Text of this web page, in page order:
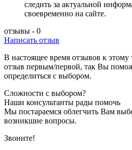
следить за актуальной
своевременно на сайте.
отзывы - 0
Написать отзыв
В настоящее время отзывов к этому
отзыв первым/первой, так Вы
определиться с выбором.
Сложности с выбором?
Наши консультанты рады помочь
Мы постараемся облегчить Вам
возникшие вопросы.
Звоните!